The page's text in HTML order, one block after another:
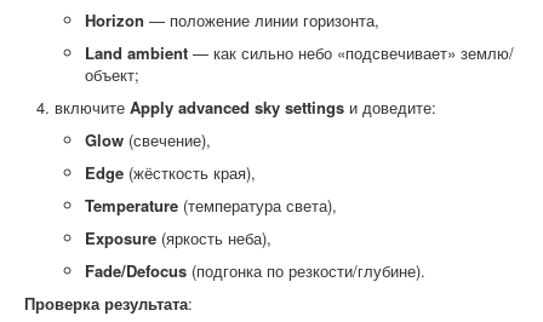
Horizon — положение линии горизонта,
Land ambient — как сильно небо «подсвечивает» землю/
объект;
включите Apply advanced sky settings и доведите:
Glow (свечение),
Edge (жёсткость края),
Temperature (температура света),
Exposure (яркость неба),
Fade/Defocus (подгонка по резкости/глубине).
Проверка результата: